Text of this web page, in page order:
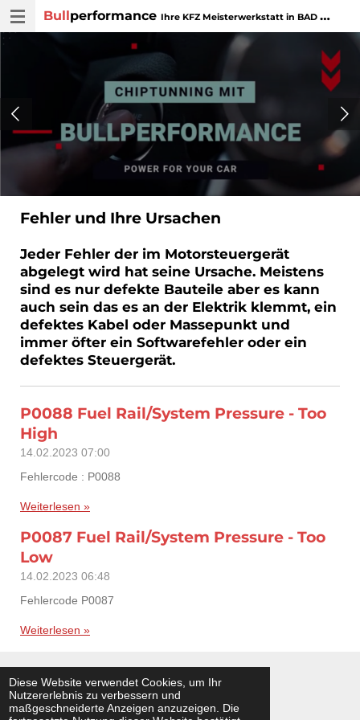
Diese Website verwendet Cookies, um Ihr
Nutzererlebnis zu verbessern und
maßgeschneiderte Anzeigen anzuzeigen. Die
Zum
Hauptinhalt
Bullperformance Ihre KFZ Meisterwerkstatt in BAD WURZACH
Fehler und Ihre Ursachen
Jeder Fehler der im Motorsteuergerät
abgelegt wird hat seine Ursache. Meistens
sind es nur defekte Bauteile aber es kann
auch sein das es an der Elektrik klemmt, ein
defektes Kabel oder Massepunkt und
immer öfter ein Softwarefehler oder ein
defektes Steuergerät.
P0088 Fuel Rail/System Pressure - Too
High
14.02.2023 07:00
Fehlercode : P0088
Weiterlesen »
P0087 Fuel Rail/System Pressure - Too
Low
14.02.2023 06:48
Fehlercode P0087
Weiterlesen »
© 2020 - 2026 Bullperformance